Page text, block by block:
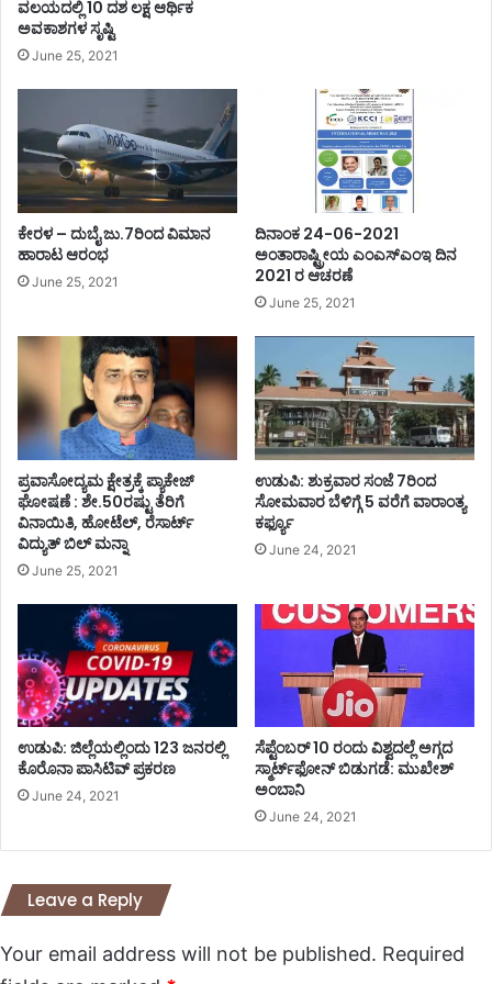
ವಲಯದಲ್ಲಿ 10 ದಶ ಲಕ್ಷ ಆರ್ಥಿಕ
ಅವಕಾಶಗಳ ಸೃಷ್ಟಿ
June 25, 2021
ಕೇರಳ – ದುಬೈ ಜು.7ರಿಂದ ವಿಮಾನ
ಹಾರಾಟ ಆರಂಭ
June 25, 2021
ದಿನಾಂಕ 24-06-2021
ಅಂತಾರಾಷ್ಟ್ರೀಯ ಎಂಎಸ್ಎಂಇ ದಿನ
2021 ರ ಆಚರಣೆ
June 25, 2021
ಪ್ರವಾಸೋದ್ಯಮ ಕ್ಷೇತ್ರಕ್ಕೆ ಪ್ಯಾಕೇಜ್
ಘೋಷಣೆ : ಶೇ.50ರಷ್ಟು ತೆರಿಗೆ
ವಿನಾಯಿತಿ, ಹೋಟೆಲ್, ರೆಸಾರ್ಟ್
ವಿದ್ಯುತ್ ಬಿಲ್ ಮನ್ನಾ
June 25, 2021
ಉಡುಪಿ: ಶುಕ್ರವಾರ ಸಂಜೆ 7ರಿಂದ
ಸೋಮವಾರ ಬೆಳಿಗ್ಗೆ 5 ವರೆಗೆ ವಾರಾಂತ್ಯ
ಕರ್ಫ್ಯೂ
June 24, 2021
ಉಡುಪಿ: ಜಿಲ್ಲೆಯಲ್ಲಿಂದು 123 ಜನರಲ್ಲಿ
ಕೊರೊನಾ ಪಾಸಿಟಿವ್ ಪ್ರಕರಣ
June 24, 2021
ಸೆಪ್ಟೆಂಬರ್‌‌ 10 ರಂದು ವಿಶ್ವದಲ್ಲೆ ಅಗ್ಗದ
ಸ್ಮಾರ್ಟ್‌ಫೋನ್‌‌ ಬಿಡುಗಡೆ: ಮುಖೇಶ್‌
ಅಂಬಾನಿ
June 24, 2021
Leave a Reply
Your email address will not be published. Required